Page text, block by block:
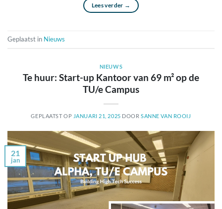
Lees verder →
Geplaatst in Nieuws
NIEUWS
Te huur: Start-up Kantoor van 69 m² op de
TU/e Campus
GEPLAATST OP JANUARI 21, 2025 DOORSANNE VAN ROOIJ
21
jan